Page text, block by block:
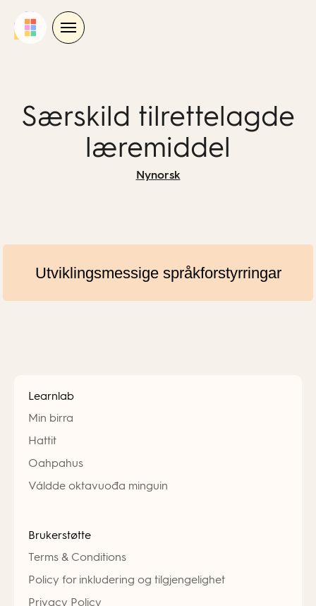
Særskild tilrettelagde
læremiddel
Nynorsk
Utviklingsmessige språkforstyrringar
Learnlab
Min birra
Hattit
Oahpahus
Váldde oktavuođa minguin
Brukerstøtte
Terms & Conditions
Policy for inkludering og tilgjengelighet
Privacy Policy